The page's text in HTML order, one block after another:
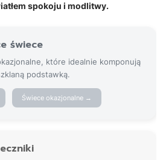
spokoju i modlitwy.
świece
które idealnie komponują
podstawką.
Świece okazjonalne →